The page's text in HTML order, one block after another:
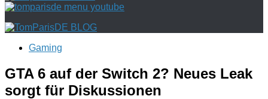
Gaming
GTA 6 auf der Switch 2? Neues Leak
sorgt für Diskussionen